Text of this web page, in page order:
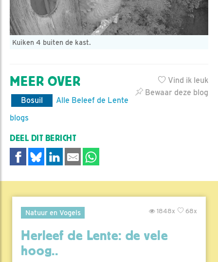
Kuiken 4 buiten de kast.
Vind ik leuk
Bewaar deze blog
MEER OVER
Bosuil
Alle Beleef de Lente
blogs
DEEL DIT BERICHT
Natuur en Vogels 68x
1848x
Herleef de Lente: de vele
hoog..